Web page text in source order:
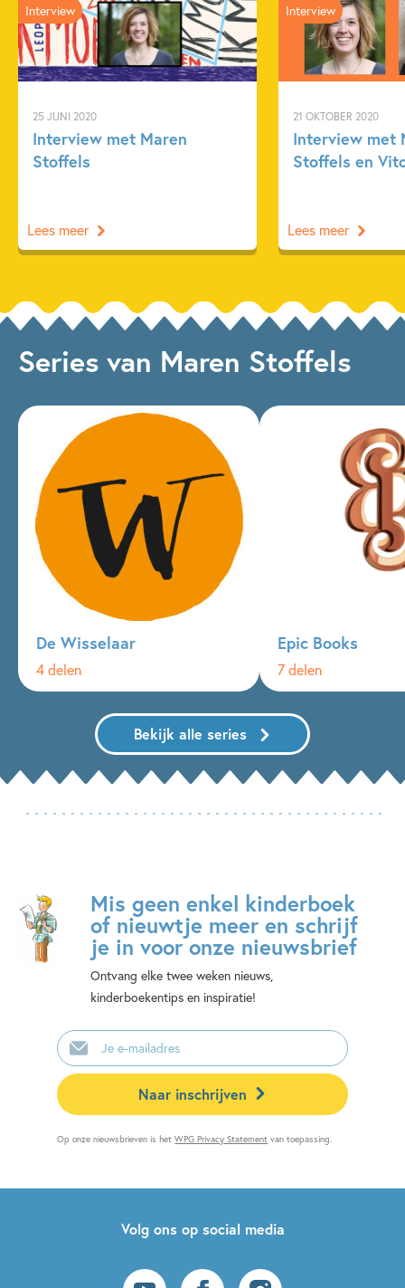
25 JUNI 2020
Interview met Maren
Stoffels
Interview
Lees meer
21 OKTOBER 2020
Interview met
Stoffels en
Interview
Lees meer
Series van Maren Stoffels
De Wisselaar
4 delen
Epic Books
7 delen
Bekijk alle series
Mis geen enkel kinderboek
of nieuwtje meer en schrijf
je in voor onze nieuwsbrief
Ontvang elke twee weken nieuws,
kinderboekentips en inspiratie!
E-
mailadres
Naar inschrijven
Op onze nieuwsbrieven is hetWPG Privacy Statement van toepassing.
Volg ons op social media